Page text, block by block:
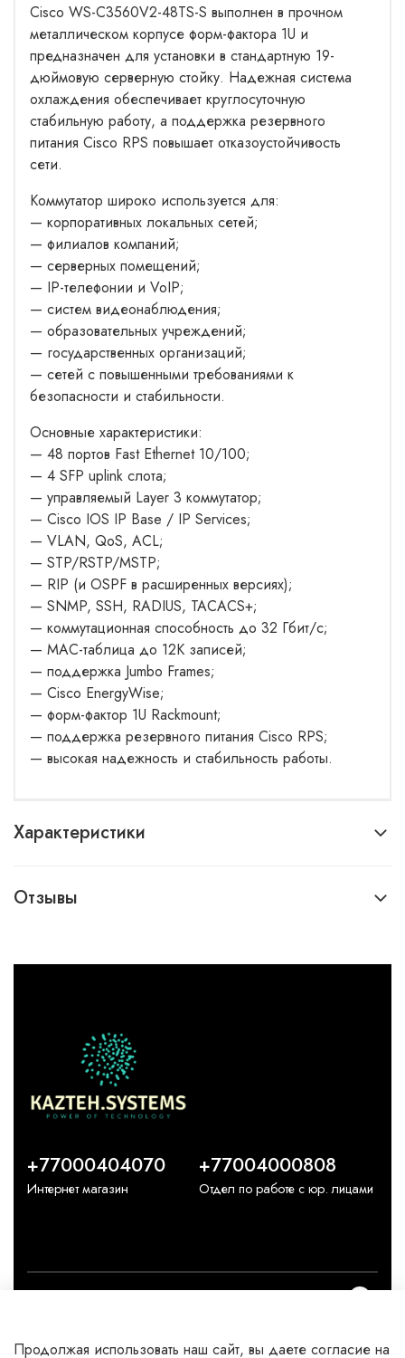
Cisco WS-C3560V2-48TS-S выполнен в прочном
металлическом корпусе форм-фактора 1U и
предназначен для установки в стандартную 19-
дюймовую серверную стойку. Надежная система
охлаждения обеспечивает круглосуточную
стабильную работу, а поддержка резервного
питания Cisco RPS повышает отказоустойчивость
сети.
Коммутатор широко используется для:
— корпоративных локальных сетей;
— филиалов компаний;
— серверных помещений;
— IP-телефонии и VoIP;
— систем видеонаблюдения;
— образовательных учреждений;
— государственных организаций;
— сетей с повышенными требованиями к
безопасности и стабильности.
Основные характеристики:
— 48 портов Fast Ethernet 10/100;
— 4 SFP uplink слота;
— управляемый Layer 3 коммутатор;
— Cisco IOS IP Base / IP Services;
— VLAN, QoS, ACL;
— STP/RSTP/MSTP;
— RIP (и OSPF в расширенных версиях);
— SNMP, SSH, RADIUS, TACACS+;
— коммутационная способность до 32 Гбит/с;
— MAC-таблица до 12K записей;
— поддержка Jumbo Frames;
— Cisco EnergyWise;
— форм-фактор 1U Rackmount;
— поддержка резервного питания Cisco RPS;
— высокая надежность и стабильность работы.
Характеристики
Отзывы
Каталог
+77000404070
Интернет магазин
+77004000808
Отдел по работе с юр. лицами
Продолжая использовать наш сайт, вы даете согласие на